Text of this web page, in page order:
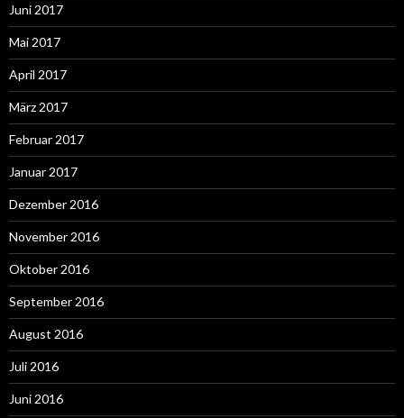
Juni 2017
Mai 2017
April 2017
März 2017
Februar 2017
Januar 2017
Dezember 2016
November 2016
Oktober 2016
September 2016
August 2016
Juli 2016
Juni 2016